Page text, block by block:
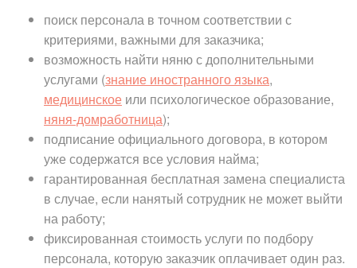
поиск персонала в точном соответствии с
критериями, важными для заказчика;
возможность найти няню с дополнительными
услугами (знание иностранного языка,
медицинское или психологическое образование,
няня-домработница);
подписание официального договора, в котором
уже содержатся все условия найма;
гарантированная бесплатная замена специалиста
в случае, если нанятый сотрудник не может выйти
на работу;
фиксированная стоимость услуги по подбору
персонала, которую заказчик оплачивает один раз.